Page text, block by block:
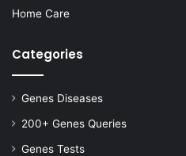
Home Care
Categories
Genes Diseases
200+ Genes Queries
Genes Tests